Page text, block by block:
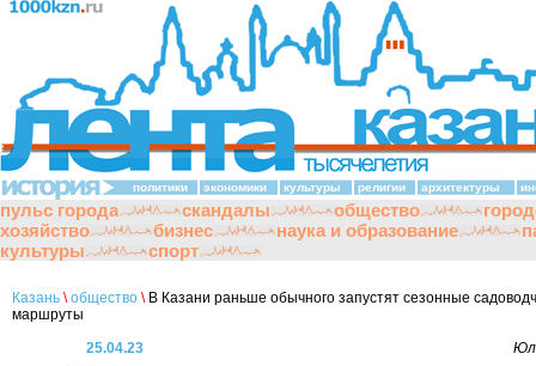
политики экономики культуры религии архитектуры
пульс города скандалы общество
хозяйство
бизнес наука и образование
культуры
спорт
Казань \ общество \В Казани раньше обычного запустят сезонные
маршруты
25.04.23